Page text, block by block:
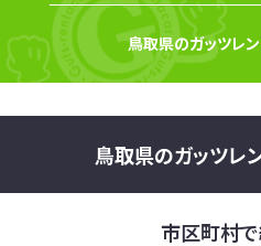
鳥取県のガッツレ
鳥取県のガッツレ
市区町村